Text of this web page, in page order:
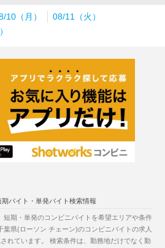
10（月）
08/11（火）
バイト・単発バイト検索情報
短期・単発のコンビニバイトを希望エリアや条件
県(ローソン チェーン)のコンビニバイトの求人
れています。 検索条件は、勤務地だけでなく勤